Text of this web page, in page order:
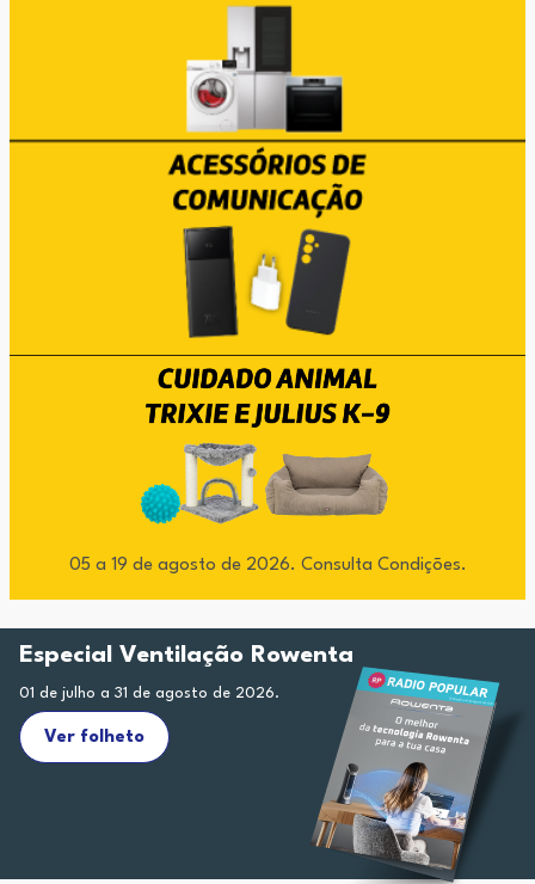
05 a 19 de agosto de 2026. Consulta Condições.
Especial Ventilação Rowenta
01 de julho a 31 de agosto de 2026.
Ver folheto